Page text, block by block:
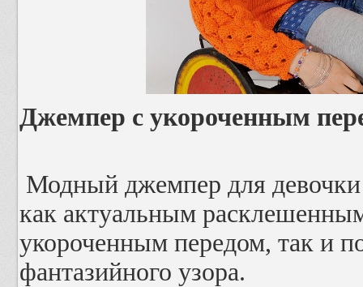
Джемпер с укороченным
Модный джемпер для девочки
как актуальным
укороченным передом, так и
фантазийного узора.